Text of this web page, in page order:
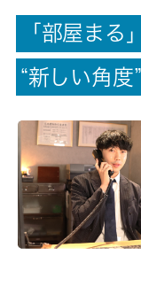
駐車場/料金
空有/5500円
有/25000円
保険名/保険期間
-/2年
「 部屋 ま る 」
“新 し い角 度”